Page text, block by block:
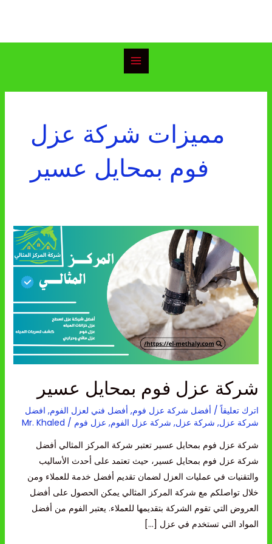
مميزات شركة عزل
فوم بمحايل عسير
شركة عزل فوم بمحايل عسير
اترك تعليقاً / أفضل شركة عزل فوم, أفضل فني لعزل الفوم, افضل
شركة عزل, شركة عزل, شركة عزل الفوم, عزل فوم /
Mr. Khaled
شركة عزل فوم بمحايل عسير تعتبر شركة المركز المثالي أفضل
شركة عزل فوم بمحايل عسير، حيث تعتمد على أحدث الأساليب
والتقنيات في عمليات العزل لضمان تقديم أفضل خدمة للعملاء ومن
خلال تواصلكم مع شركة المركز المثالي يمكن الحصول على أفضل
العروض التي تقوم الشركة بتقديمها للعملاء. يعتبر الفوم من أفضل
المواد التي تستخدم في عزل […]
فوم
بمحايل
عسير